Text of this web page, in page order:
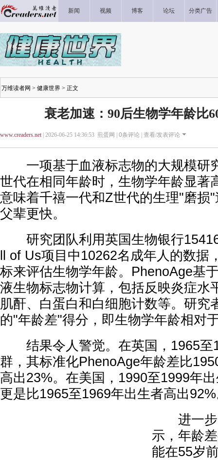
新闻 视频 博客 论坛 分类广告
万维读者网 > 健康世界 > 正文
衰老加速：90后生物学年龄比
www.creaders.net| 2026-06-25 14:36:53 煎蛋网 | 0条评论 | 查看/发表评论
一项基于血液标志物的大规模研
世代在相同年龄时，生物学年龄显著
意味着千禧一代和Z世代的生理"磨损
父辈更快。
研究团队利用英国生物银行
ll of Us项目中10262名成年人的数据
标来评估生物学年龄。PhenoAge基
液生物标志物计算，包括反映炎症水
肌酐、白蛋白和白细胞计数等。研究
的"年龄差"得分，即生物学年龄相对
结果令人警觉。在英国，1965至
群，其标准化PhenoAge年龄差比
高出23%。在美国，1990至1999年
更是比1965至1969年出生者高出
进一步
示，年龄
能在55岁